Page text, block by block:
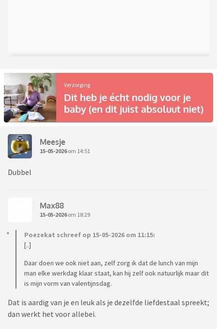
Verzorging
Dit heb je écht nodig voor je
baby (en dit juist absoluut niet)
Meesje
15-05-2026om 14:51
Dubbel
Max88
15-05-2026om 18:29
Poezekat schreef op 15-05-2026 om 11:15:
[..]
Daar doen we ook niet aan, zelf zorg ik dat de lunch van mijn
man elke werkdag klaar staat, kan hij zelf ook natuurlijk maar dit
is mijn vorm van valentijnsdag.
Dat is aardig van je en leuk als je dezelfde liefdestaal spreekt;
dan werkt het voor allebei.